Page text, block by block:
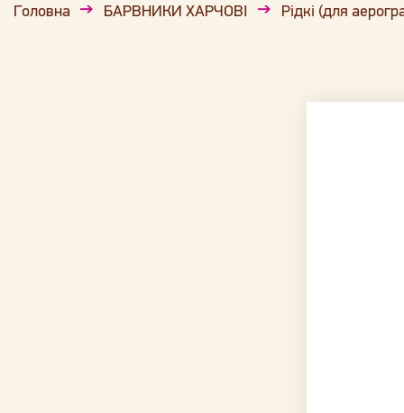
Головна БАРВНИКИ ХАРЧОВІ Рідкі (для